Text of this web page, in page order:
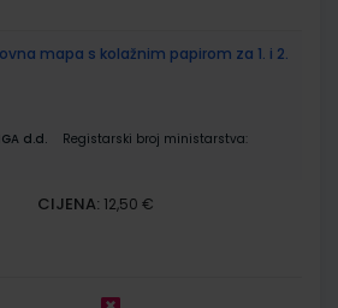
mapa s kolažnim papirom za 1. i 2.
d.d.
Registarski broj ministarstva:
CIJENA: 12,50 €